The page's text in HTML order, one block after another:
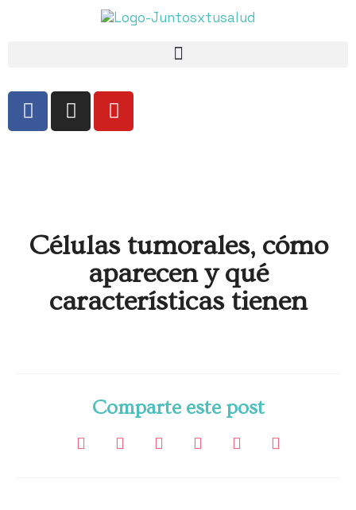
Células tumorales, cómo
aparecen y qué
características tienen
Comparte este post